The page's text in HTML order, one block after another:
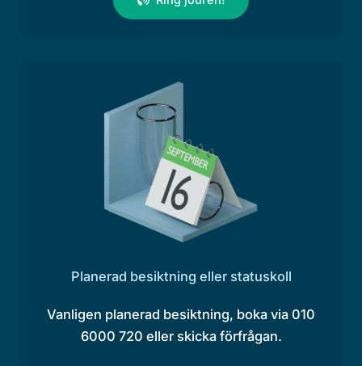
Planerad besiktning eller statuskoll
Vanligen planerad besiktning, boka via 010
6000 720 eller skicka förfrågan.